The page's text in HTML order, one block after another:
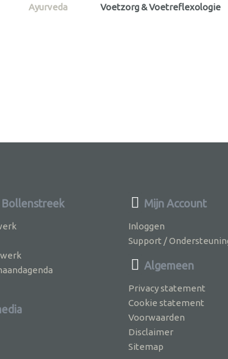
Ayurveda Voetzorg & Voetreflexologie
Mijn Account
Inloggen
Support /
Algemeen
Privacy statement
Cookie statement
Voorwaarden
Disclaimer
Sitemap